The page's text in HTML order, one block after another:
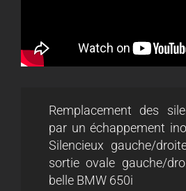
Remplacement des
par un échappement
Silencieux gauche/
sortie ovale gauche/
belle BMW 650i